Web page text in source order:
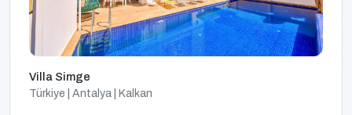
Villa Simge
Türkiye | Antalya | Kalkan